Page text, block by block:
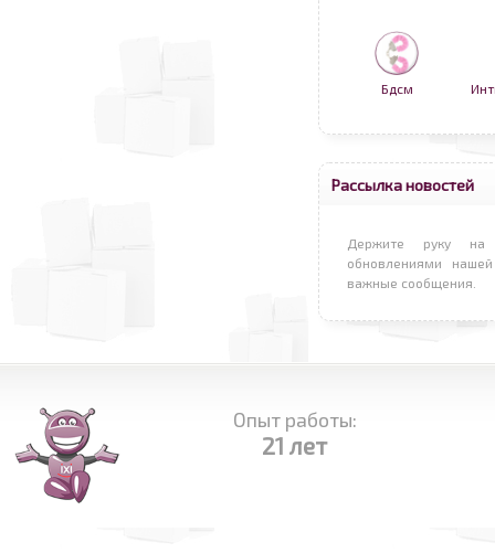
Бдсм
Рассылка новостей
Держите руку на
обновлениями
важные сообщения.
Опыт работы:
21 лет